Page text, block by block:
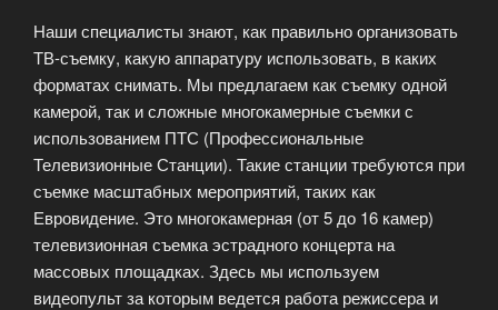
Наши специалисты знают, как правильно организовать
ТВ-съемку, какую аппаратуру использовать, в каких
форматах снимать. Мы предлагаем как съемку одной
камерой, так и сложные многокамерные съемки с
использованием ПТС (Профессиональные
Телевизионные Станции). Такие станции требуются при
съемке масштабных мероприятий, таких как
Евровидение. Это многокамерная (от 5 до 16 камер)
телевизионная съемка эстрадного концерта на
массовых площадках. Здесь мы используем
видеопульт за которым ведется работа режиссера и